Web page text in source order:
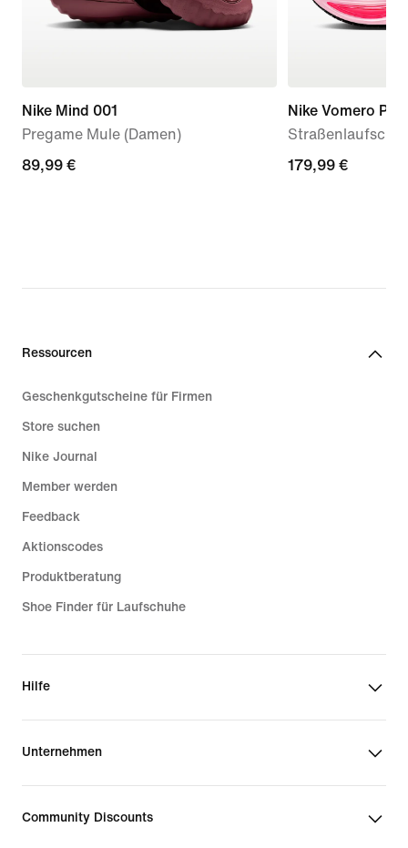
Nike Mind 001
Pregame Mule (Damen)
89,99 €
89,99 €
Nike Vomero Plus
179,99 €
179,99 €
Ressourcen
Geschenkgutscheine für Firmen
Store suchen
Nike Journal
Member werden
Feedback
Aktionscodes
Produktberatung
Shoe Finder für Laufschuhe
Hilfe
Unternehmen
Community Discounts